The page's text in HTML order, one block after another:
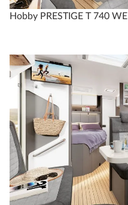
Hobby PRESTIGE T 740 WE